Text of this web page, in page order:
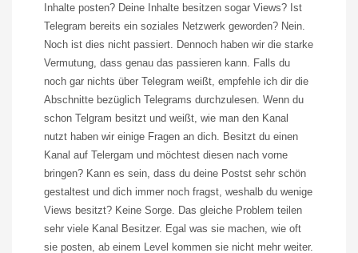
Inhalte posten? Deine Inhalte besitzen sogar Views? Ist
Telegram bereits ein soziales Netzwerk geworden? Nein.
Noch ist dies nicht passiert. Dennoch haben wir die starke
Vermutung, dass genau das passieren kann. Falls du
noch gar nichts über Telegram weißt, empfehle ich dir die
Abschnitte bezüglich Telegrams durchzulesen. Wenn du
schon Telgram besitzt und weißt, wie man den Kanal
nutzt haben wir einige Fragen an dich . Besitzt du einen
Kanal auf Telergam und möchtest diesen nach vorne
bringen? Kann es sein, dass du deine Postst sehr schön
gestaltest und dich immer noch fragst, weshalb du wenige
Views besitzt? Keine Sorge. Das gleiche Problem teilen
sehr viele Kanal Besitzer. Egal was sie machen, wie oft
sie posten, ab einem Level kommen sie nicht mehr weiter.